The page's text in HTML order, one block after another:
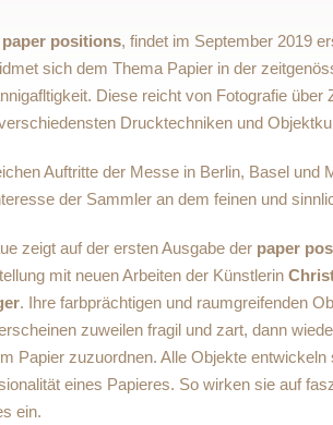
paper positions, findet im September 2019
sich dem Thema Papier in der
Diese reicht von Fotografie über
Drucktechniken und
Auftritte der Messe in Berlin, Basel und
der Sammler an dem feinen und
zeigt auf der ersten Ausgabe der paper
mit neuen Arbeiten der Künstlerin
. Ihre farbprächtigen und raumgreifenden
zuweilen fragil und zart, dann
Papier zuzuordnen. Alle Objekte entwickeln
eines Papieres. So wirken sie auf
ein.